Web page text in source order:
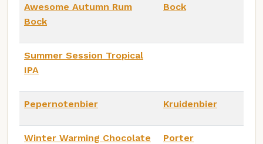
Awesome Autumn Rum
Bock
Bock
Summer Session Tropical
IPA
Pepernotenbier Kruidenbier
Winter Warming Chocolate
Porter